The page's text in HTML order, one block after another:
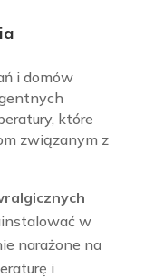
i domów
które
związanym z
w
narażone na
i